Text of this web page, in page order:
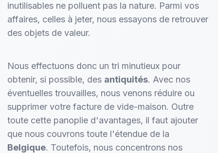
inutilisables ne polluent pas la nature. Parmi vos
affaires, celles à jeter, nous essayons de retrouver
des objets de valeur.
Nous effectuons donc un tri minutieux pour
obtenir, si possible, des antiquités. Avec nos
éventuelles trouvailles, nous venons réduire ou
supprimer votre facture de vide-maison. Outre
toute cette panoplie d'avantages, il faut ajouter
que nous couvrons toute l'étendue de la
Belgique. Toutefois, nous concentrons nos